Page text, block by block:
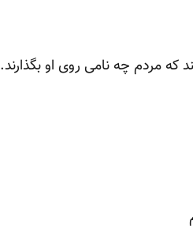
مردم چه نامی روی او بگذارند.